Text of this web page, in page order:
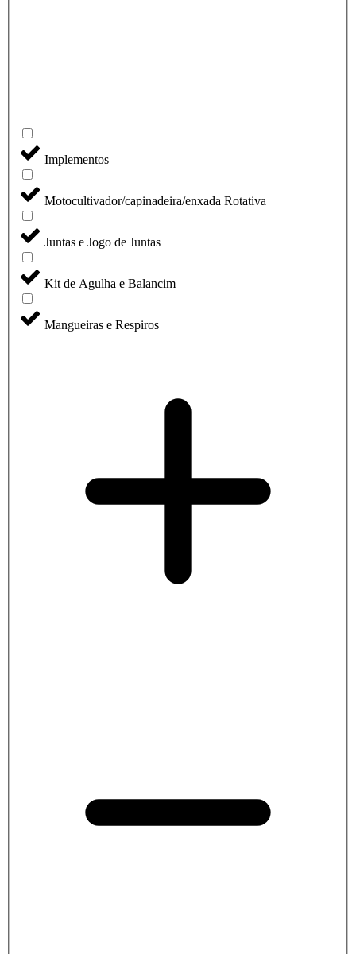
Implementos
Motocultivador/capinadeira/enxada Rotativa
Juntas e Jogo de Juntas
Kit de Agulha e Balancim
Mangueiras e Respiros